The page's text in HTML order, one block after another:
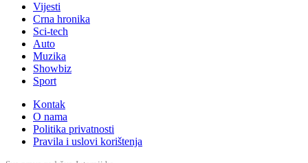
Vijesti
Crna hronika
Sci-tech
Auto
Muzika
Showbiz
Sport
Kontak
O nama
Politika privatnosti
Pravila i uslovi korištenja